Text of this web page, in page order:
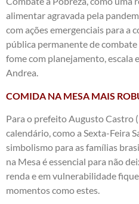
alimentar agravada pela
com ações emergenciais para a
pública permanente de
fome com planejamento, escala
Andrea.
COMIDA NA MESA MAIS
Para o prefeito Augusto Castro
calendário, como a Sexta-Feira
simbolismo para as famílias
na Mesa é essencial para não
renda e em vulnerabilidade
momentos como estes.